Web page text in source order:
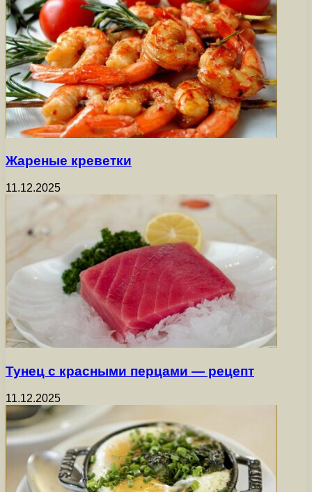
Жареные креветки
11.12.2025
Тунец с красными перцами — рецепт
11.12.2025